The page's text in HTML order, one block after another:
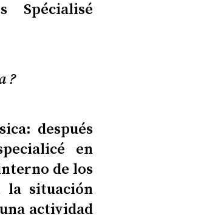
Spécialisé
?
después
en
de los
la situación
actividad